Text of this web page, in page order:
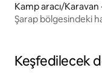
Kamp aracı/
Şarap bölgesindeki
Keşfedilecek